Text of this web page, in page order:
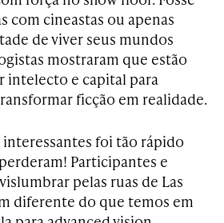
com cineastas ou apenas
de viver seus mundos
mostraram que estão
intelecto e capital para
ficção em realidade.
interessantes foi tão rápido
Participantes e
pelas ruas de Las
diferente do que temos em